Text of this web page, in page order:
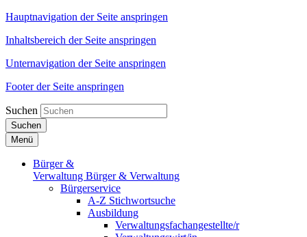
Hauptnavigation der Seite anspringen
Inhaltsbereich der Seite anspringen
Unternavigation der Seite anspringen
Footer der Seite anspringen
Suchen
Suchen
Menü
Bürger &
Verwaltung Bürger & Verwaltung
Bürgerservice
A-Z Stichwortsuche
Ausbildung
Verwaltungsfachangestellte/r